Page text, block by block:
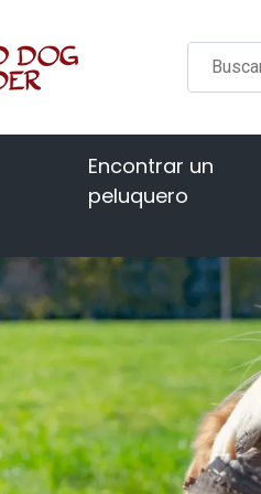
Encontrar un
peluquero